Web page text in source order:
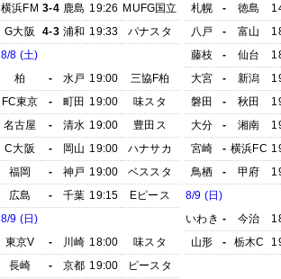
横浜FM 3-4 鹿島 19:26 MUFG国立
G大阪
4-3 浦和 19:33
パナスタ
8/8 (土)
柏
- 水戸 19:00
三協F柏
FC東京
- 町田 19:00
味スタ
名古屋
- 清水 19:00
豊田ス
C大阪
- 岡山 19:00
ハナサカ
福岡
- 神戸 19:00
ベススタ
広島
- 千葉 19:15
Eピース
8/9 (日)
東京V
- 川崎 18:00
味スタ
長崎
- 京都 19:00 ピースタ
札幌
- 徳島
八戸
- 富山
藤枝
- 仙台
大宮
- 新潟
磐田
- 秋田
大分
- 湘南
宮崎
- 横浜FC
鳥栖
- 甲府
8/9 (日)
いわき - 今治
山形
- 栃木C